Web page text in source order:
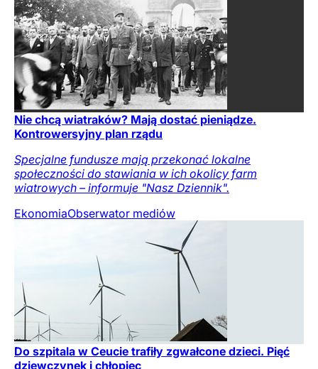
Nie chcą wiatraków? Mają dostać pieniądze.
Kontrowersyjny plan rządu
Specjalne fundusze mają przekonać lokalne
społeczności do stawiania w ich okolicy farm
wiatrowych – informuje "Nasz Dziennik".
EkonomiaObserwator mediów
Do szpitala w Ceucie trafiły zgwałcone dzieci. Pięć
dziewczynek i chłopiec